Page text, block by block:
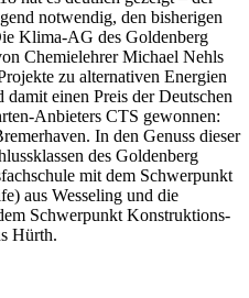
notwendig, den bisherigen
Klima-AG des Goldenberg
Chemielehrer Michael Nehls
zu alternativen Energien
einen Preis der Deutschen
Anbieters CTS gewonnen:
In den Genuss dieser
des Goldenberg
mit dem Schwerpunkt
aus Wesseling und die
Schwerpunkt Konstruktions-
Hürth.